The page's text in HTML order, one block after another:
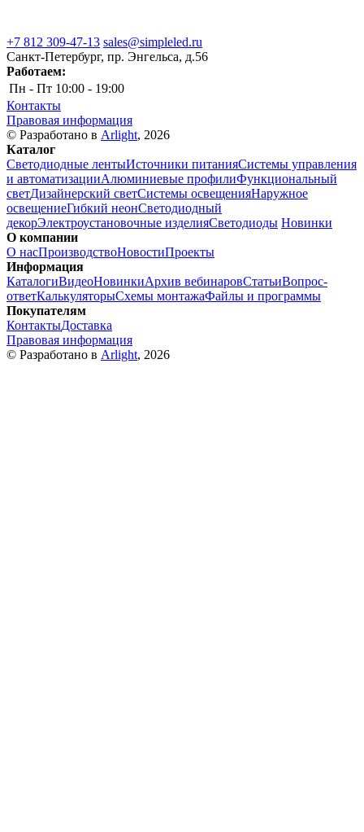
+7 812 309-47-13 sales@simpleled.ru
Санкт-Петербург, пр. Энгельса, д.56
Работаем:
Пн - Пт 10:00 - 19:00
Контакты
Правовая информация
© Разработано в Arlight, 2026
Каталог
Светодиодные лентыИсточники питанияСистемы управления
и автоматизацииАлюминиевые профилиФункциональный
светДизайнерский светСистемы освещенияНаружное
освещениеГибкий неонСветодиодный
декорЭлектроустановочные изделияСветодиоды Новинки
О компании
О насПроизводствоНовостиПроекты
Информация
КаталогиВидеоНовинкиАрхив вебинаровСтатьиВопрос-
ответКалькуляторыСхемы монтажаФайлы и программы
Покупателям
КонтактыДоставка
Правовая информация
© Разработано в Arlight, 2026